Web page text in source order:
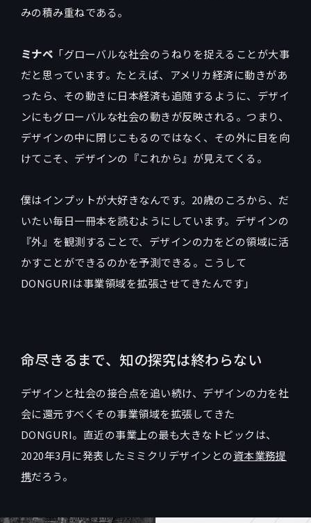
みの積み重ねである。
ミナベ 「グローバルな社会のうねりを捉えることが大事
だと思っています。たとえば、アメリカ経済に動きがあ
ったら、その動きに日本経済も追随するように、デザイ
ンにもグローバルな社会の動きが反映される。つまり、
デザインの中に閉じこもるのではなく、その外に目を向
けてこそ、デザインの『これから』が見えてくる。
僕はインプットが大好きなんです。20歳のころから、だ
いたい毎日一冊本を読むようにしています。デザインの
『外』を観測することで、デザインの力をどの領域に活
かすことができるのかを予測できる。こうして
DONGURIは事業領域を拡張させてきたんです」
命尽きるまで、知の探究は終わらない
デザインと社会の接合点を追い続け、デザインの力を社
会に還元すべくその事業領域を拡張してきた
DONGURI。直近の事業上の最も大きなトピックは、
2020年3月に発表したミミクリデザインとの資本業務提
携だろう。